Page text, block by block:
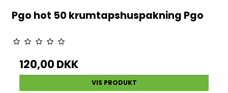
Pgo hot 50 krumtapshuspakning Pgo
120,00 DKK
VIS PRODUKT